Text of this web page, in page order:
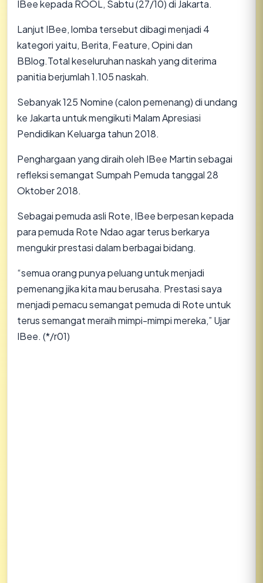
IBee kepada ROOL, Sabtu (27/10) di Jakarta.
Lanjut IBee, lomba tersebut dibagi menjadi 4
kategori yaitu, Berita, Feature, Opini dan
BBlog.Total keseluruhan naskah yang diterima
panitia berjumlah 1.105 naskah.
Sebanyak 125 Nomine (calon pemenang) di undang
ke Jakarta untuk mengikuti Malam Apresiasi
Pendidikan Keluarga tahun 2018.
Penghargaan yang diraih oleh IBee Martin sebagai
refleksi semangat Sumpah Pemuda tanggal 28
Oktober 2018.
Sebagai pemuda asli Rote, IBee berpesan kepada
para pemuda Rote Ndao agar terus berkarya
mengukir prestasi dalam berbagai bidang.
“semua orang punya peluang untuk menjadi
pemenang jika kita mau berusaha. Prestasi saya
menjadi pemacu semangat pemuda di Rote untuk
terus semangat meraih mimpi-mimpi mereka,” Ujar
IBee. (*/r01)